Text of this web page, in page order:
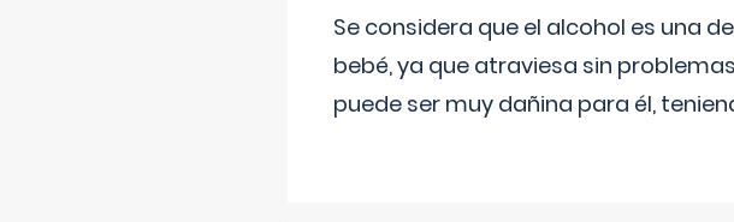
Se considera que el alcohol es una
bebé, ya que atraviesa sin
puede ser muy dañina para él,